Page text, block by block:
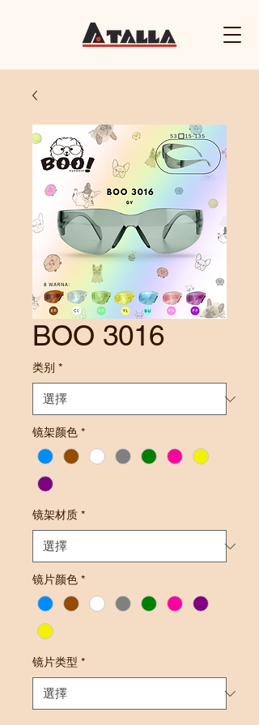
BOO 3016
类别 *
镜架颜色 *
镜架材质 *
镜片颜色 *
镜片类型 *